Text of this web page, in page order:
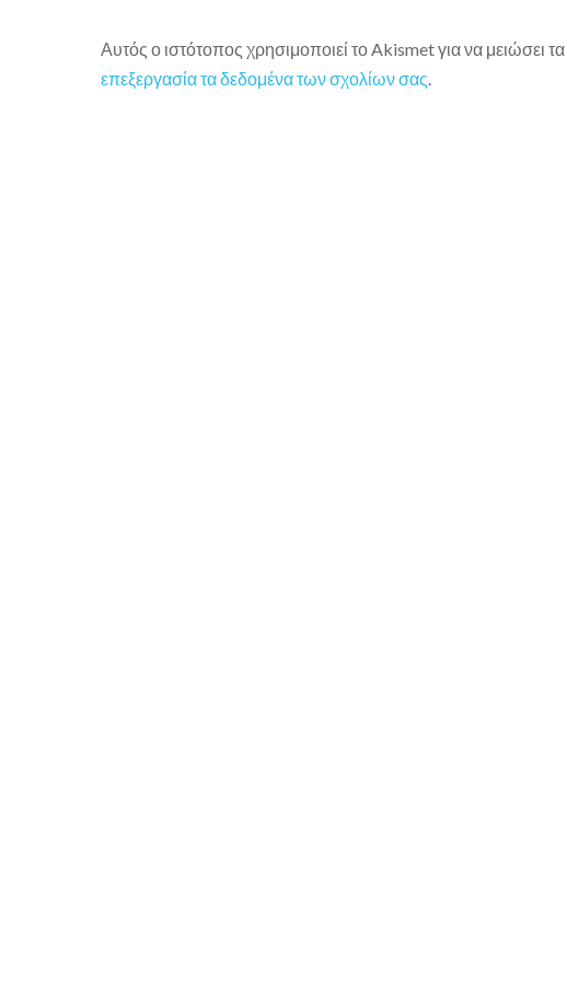
Αυτός ο ιστότοπος χρησιμοποιεί το Akismet για να μειώσει
επεξεργασία τα δεδομένα των σχολίων σας.